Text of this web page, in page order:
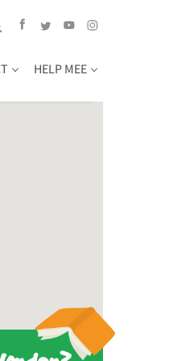
HELP MEE